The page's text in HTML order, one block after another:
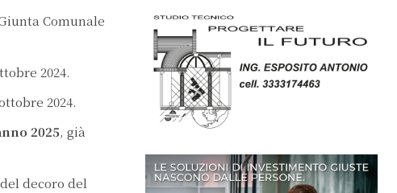
Comunale
2024.
2024.
2025, già
decoro del